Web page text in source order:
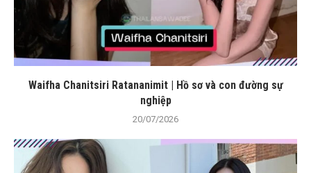
Waifha Chanitsiri Ratananimit | Hồ sơ và con đường sự
nghiệp
20/07/2026